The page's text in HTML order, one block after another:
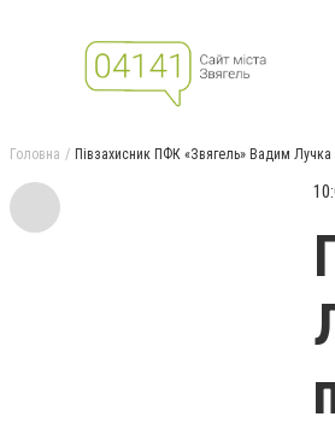
Головна Півзахисник ПФК «Звягель» Вадим